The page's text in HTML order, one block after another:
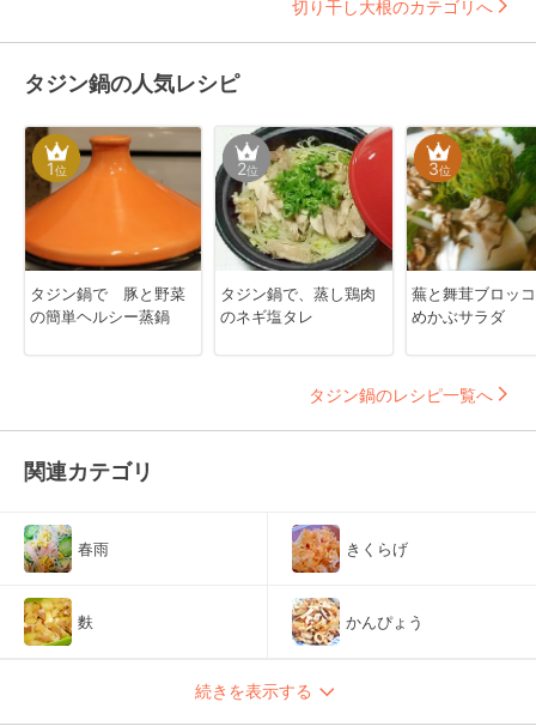
切り干し大根のカテゴリへ
タジン鍋の人気レシピ
1位
タジン鍋で 豚と野菜
の簡単ヘルシー蒸鍋
2位
タジン鍋で、蒸し鶏肉
のネギ塩タレ
3位
蕪と舞茸ブロッ
めかぶサラダ
タジン鍋のレシピ一覧へ
関連カテゴリ
春雨 きくらげ
麩 かんぴょう
続きを表示する